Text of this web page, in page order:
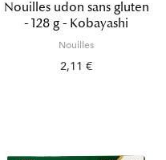
Nouilles udon sans gluten
- 128 g - Kobayashi
Nouilles
2,11 €